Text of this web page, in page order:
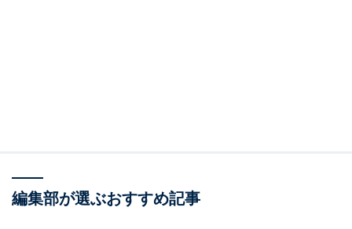
編集部が選ぶおすすめ記事